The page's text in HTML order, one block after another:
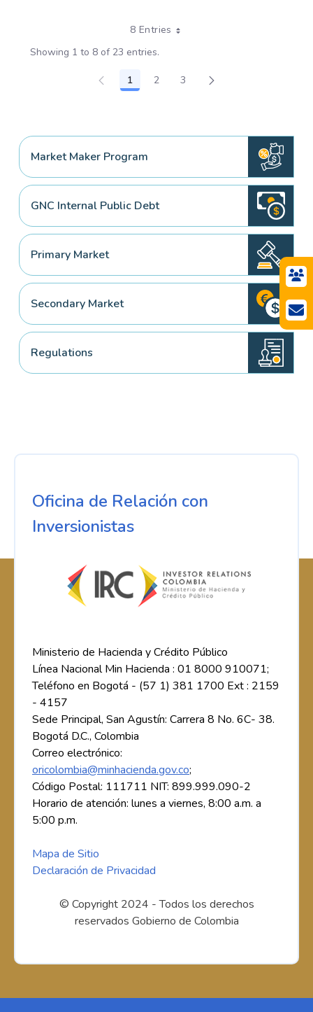
8 Entries
Showing 1 to 8 of 23 entries.
Page
1 Page
2 Page
3
Market Maker Program
GNC Internal Public Debt
Primary Market
Secondary Market
Regulations
Oficina de Relación con
Inversionistas
Ministerio de Hacienda y Crédito Público
Línea Nacional Min Hacienda : 01 8000 910071;
Teléfono en Bogotá - (57 1) 381 1700 Ext : 2159
- 4157
Sede Principal, San Agustín: Carrera 8 No. 6C- 38.
Bogotá D.C., Colombia
Correo electrónico:
oricolombia@minhacienda.gov.co;
Código Postal: 111711 NIT: 899.999.090-2
Horario de atención: lunes a viernes, 8:00 a.m. a
5:00 p.m.
Mapa de Sitio
Declaración de Privacidad
© Copyright 2024 - Todos los derechos
reservados Gobierno de Colombia